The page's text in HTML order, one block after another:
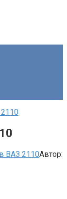
ВАЗ 2110Автор: